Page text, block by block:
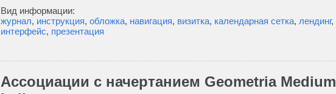
Вид информации:
журнал, инструкция, обложка, навигация, визитка, календарная сетка, лендинг,
интерфейс, презентация
Ассоциации c начертанием Geometria Medium